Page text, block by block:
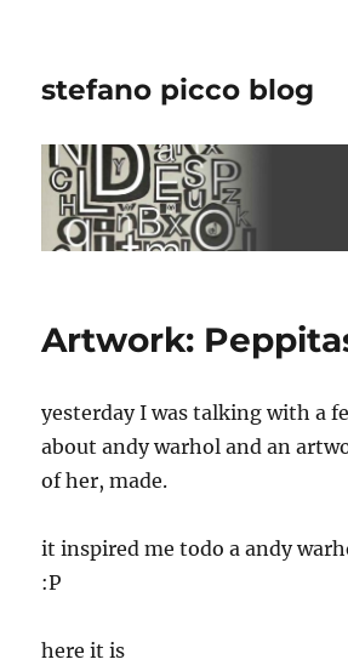
stefano picco blog
Artwork:
yesterday I was talking with a
about andy warhol and an
of her, made.
it inspired me todo a andy
:P
here it is